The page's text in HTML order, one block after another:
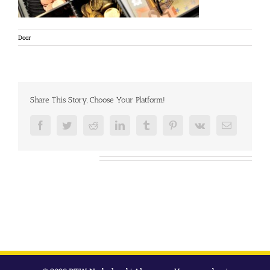
Door
Share This Story, Choose Your Platform!
FacebookTwitterRedditLinkedInTumblr PinterestVk
E-